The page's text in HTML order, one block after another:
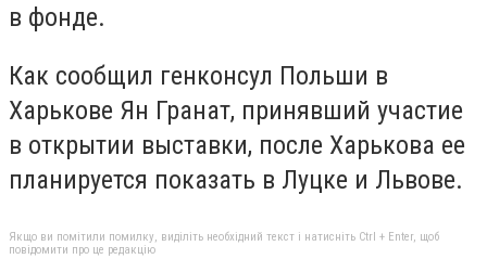
в фонде.
Как сообщил генконсул Польши в
Харькове Ян Гранат, принявший участие
в открытии выставки, после Харькова ее
планируется показать в Луцке и Львове.
Якщо ви помітили помилку, виділіть необхідний текст і натисніть Ctrl + Enter, щоб
повідомити про це редакцію